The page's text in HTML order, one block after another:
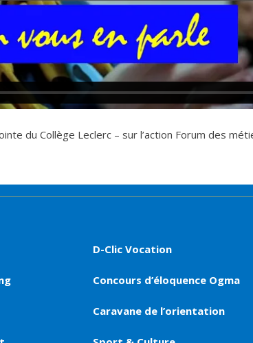
du Collège Leclerc – sur l’action Forum des
D-Clic Vocation
Concours d’éloquence Ogma
Caravane de l’orientation